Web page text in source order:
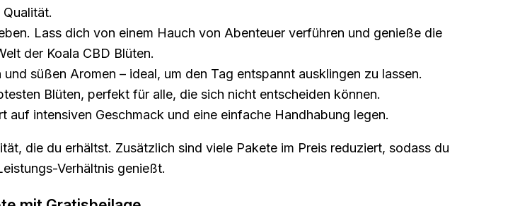
Qualität.
Lass dich von einem Hauch von Abenteuer verführen und genieße die
der Koala CBD Blüten.
süßen Aromen – ideal, um den Tag entspannt ausklingen zu lassen.
Blüten, perfekt für alle, die sich nicht entscheiden können.
auf intensiven Geschmack und eine einfache Handhabung legen.
die du erhältst. Zusätzlich sind viele Pakete im Preis reduziert, sodass du
Verhältnis genießt.